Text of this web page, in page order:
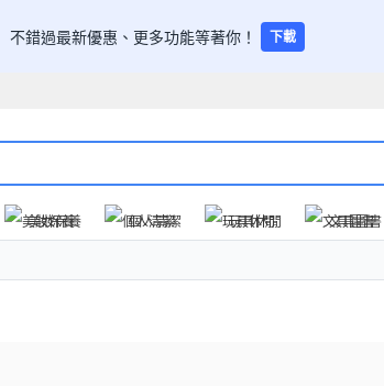
不錯過最新優惠、更多功能等著你！ 下載
美妝保養 個人清潔 玩具休閒 文具圖書